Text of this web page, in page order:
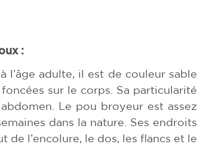
:
adulte, il est de couleur sable
sur le corps. Sa particularité
Le pou broyeur est assez
dans la nature. Ses endroits
l’encolure, le dos, les flancs et le